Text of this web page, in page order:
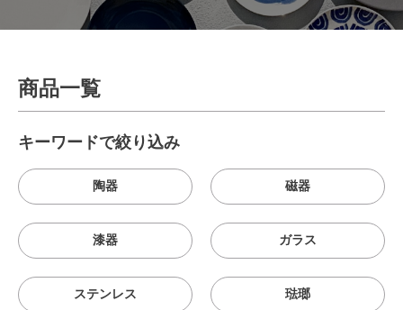
商品一覧
キーワードで絞り込み
陶器 磁器
漆器 ガラス
ステンレス 琺瑯